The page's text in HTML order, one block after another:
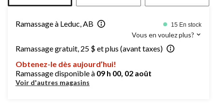
Ramassage à Leduc, AB 15 En stock
Vous en voulez plus?
Ramassage gratuit, 25 $ et plus (avant taxes)
Obtenez-le dès aujourd’hui!
Ramassage disponible à 09 h 00, 02 août
Voir d'autres magasins